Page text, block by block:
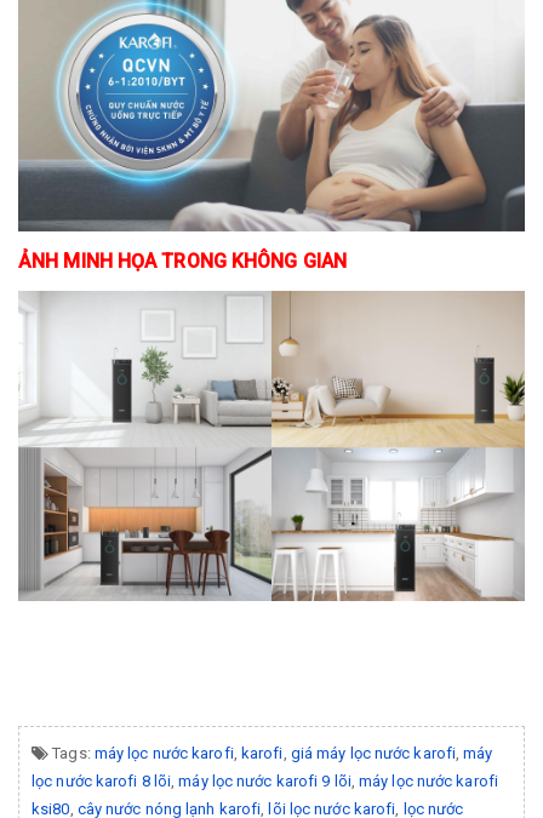
ẢNH MINH HỌA TRONG KHÔNG GIAN
Tags: máy lọc nước karofi, karofi, giá máy lọc nước karofi,máy
lọc nước karofi 8 lõi,máy lọc nước karofi 9 lõi,máy lọc nước karofi
ksi80, cây nước nóng lạnh karofi, lõi lọc nước karofi, lọc nước